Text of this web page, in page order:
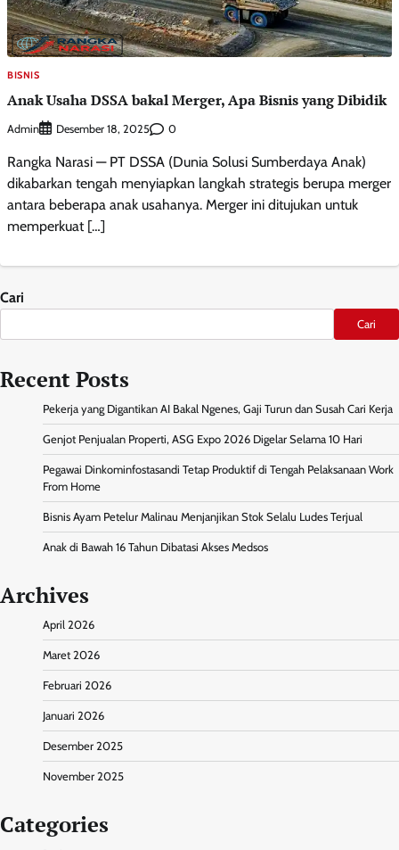
BISNIS
Anak Usaha DSSA bakal Merger, Apa Bisnis yang Dibidik
Admin Desember 18, 2025 0
Rangka Narasi — PT DSSA (Dunia Solusi Sumberdaya Anak)
dikabarkan tengah menyiapkan langkah strategis berupa merger
antara beberapa anak usahanya. Merger ini ditujukan untuk
memperkuat […]
Cari
Cari
Recent Posts
Pekerja yang Digantikan AI Bakal Ngenes, Gaji Turun dan Susah Cari Kerja
Genjot Penjualan Properti, ASG Expo 2026 Digelar Selama 10 Hari
Pegawai Dinkominfostasandi Tetap Produktif di Tengah Pelaksanaan Work
From Home
Bisnis Ayam Petelur Malinau Menjanjikan Stok Selalu Ludes Terjual
Anak di Bawah 16 Tahun Dibatasi Akses Medsos
Archives
April 2026
Maret 2026
Februari 2026
Januari 2026
Desember 2025
November 2025
Categories